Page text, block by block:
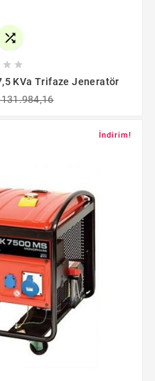

 
KVa Trifaze Jeneratör
İndirim!